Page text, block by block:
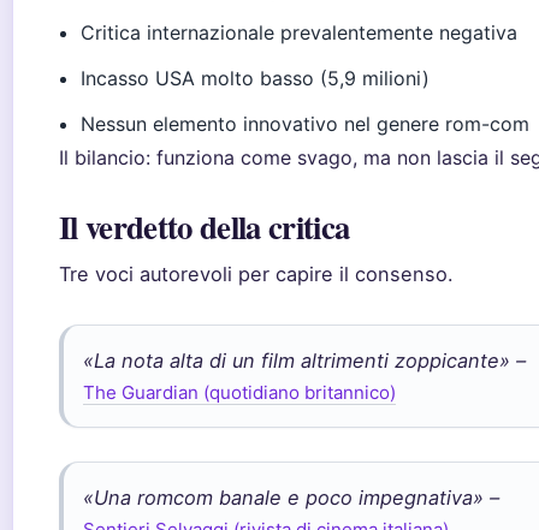
Critica internazionale prevalentemente negativa
Incasso USA molto basso (5,9 milioni)
Nessun elemento innovativo nel genere rom-com
Il bilancio: funziona come svago, ma non lascia il
Il verdetto della critica
Tre voci autorevoli per capire il consenso.
«La nota alta di un film altrimenti zoppicante» –
The Guardian (quotidiano britannico)
«Una romcom banale e poco impegnativa» –